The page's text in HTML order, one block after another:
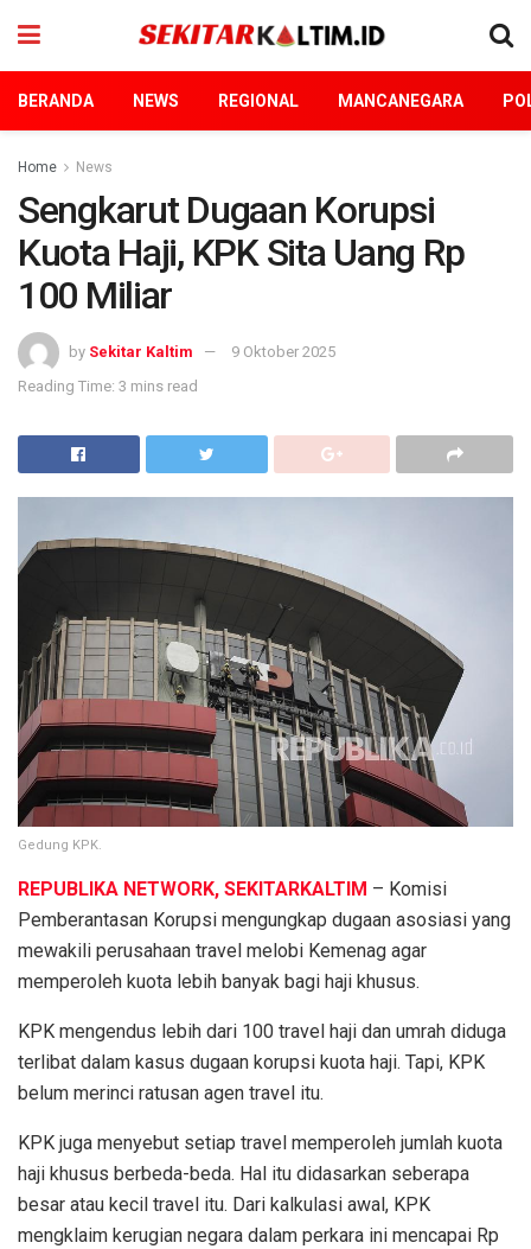
BERANDA NEWS REGIONAL MANCANEGARA
Home News
Sengkarut Dugaan Korupsi
Kuota Haji, KPK Sita Uang Rp
100 Miliar
by Sekitar Kaltim
9 Oktober 2025
Reading Time: 3 mins read
Gedung KPK.
REPUBLIKA NETWORK, SEKITARKALTIM – Komisi
Pemberantasan Korupsi mengungkap dugaan asosiasi yang
mewakili perusahaan travel melobi Kemenag agar
memperoleh kuota lebih banyak bagi haji khusus.
KPK mengendus lebih dari 100 travel haji dan umrah diduga
terlibat dalam kasus dugaan korupsi kuota haji. Tapi, KPK
belum merinci ratusan agen travel itu.
KPK juga menyebut setiap travel memperoleh jumlah kuota
haji khusus berbeda-beda. Hal itu didasarkan seberapa
besar atau kecil travel itu. Dari kalkulasi awal, KPK
mengklaim kerugian negara dalam perkara ini mencapai Rp